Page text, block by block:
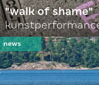
"walk of shame"